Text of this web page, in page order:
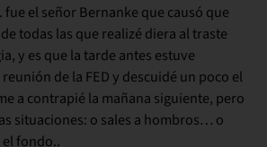
fue el señor Bernanke que causó que
todas las que realizé diera al traste
y es que la tarde antes estuve
de la FED y descuidé un poco el
a contrapié la mañana siguiente, pero
situaciones: o sales a hombros… o
fondo..